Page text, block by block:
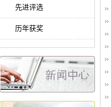
先进评选
历年获奖